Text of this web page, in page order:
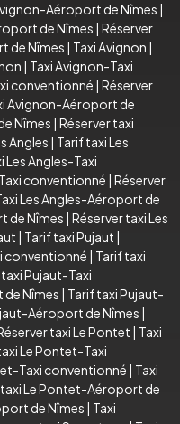
Aéroport de Nîmes |
de Nîmes | Réserver
de Nîmes | Taxi Avignon |
| Taxi Avignon-Taxi
conventionné | Réserver
Avignon-Aéroport de
Nîmes | Réserver taxi
Angles | Tarif taxi Les
Les Angles-Taxi
conventionné | Réserver
Les Angles-Aéroport de
de Nîmes | Réserver taxi Les
| Tarif taxi Pujaut |
conventionné | Tarif taxi
Pujaut-Taxi
Nîmes | Tarif taxi Pujaut-
Aéroport de Nîmes |
taxi Le Pontet | Taxi
Le Pontet-Taxi
Taxi conventionné | Taxi
Le Pontet-Aéroport de
de Nîmes | Taxi